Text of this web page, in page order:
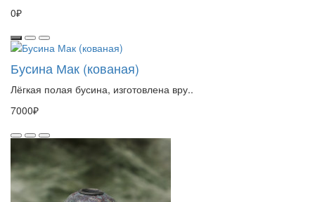
0₽
Бусина Мак (кованая)
Лёгкая полая бусина, изготовлена вру..
7000₽